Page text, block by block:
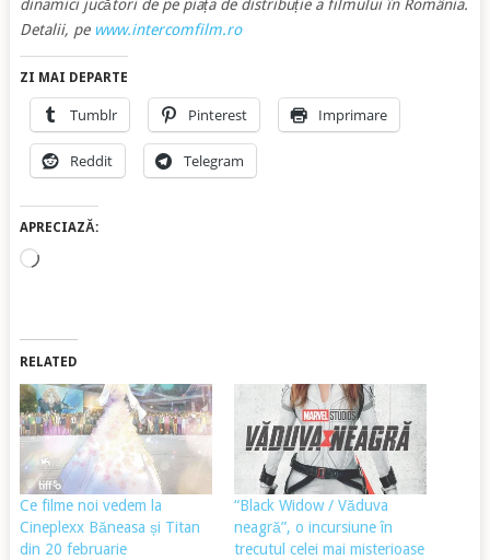
dinamici jucători de pe piața de distribuție a filmului în România.
Detalii, pe www.intercomfilm.ro
ZI MAI DEPARTE
Tumblr Pinterest Imprimare
Reddit Telegram
APRECIAZĂ:
Încarc...
RELATED
Ce filme noi vedem la
Cineplexx Băneasa și Titan
din 20 februarie
“Black Widow / Văduva
neagră”, o incursiune în
trecutul celei mai misterioase